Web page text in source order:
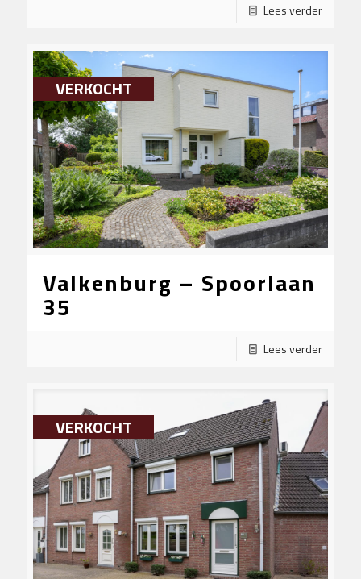
Lees verder
VERKOCHT
Valkenburg – Spoorlaan
35
Lees verder
VERKOCHT